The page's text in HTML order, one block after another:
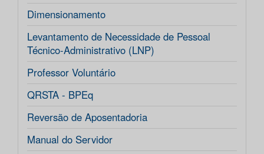
Dimensionamento
Levantamento de Necessidade de Pessoal
Técnico-Administrativo (LNP)
Professor Voluntário
QRSTA - BPEq
Reversão de Aposentadoria
Manual do Servidor